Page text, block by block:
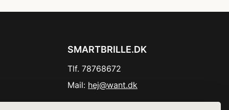
SMARTBRILLE.DK
Tlf. 78768672
Mail: hej@want.dk